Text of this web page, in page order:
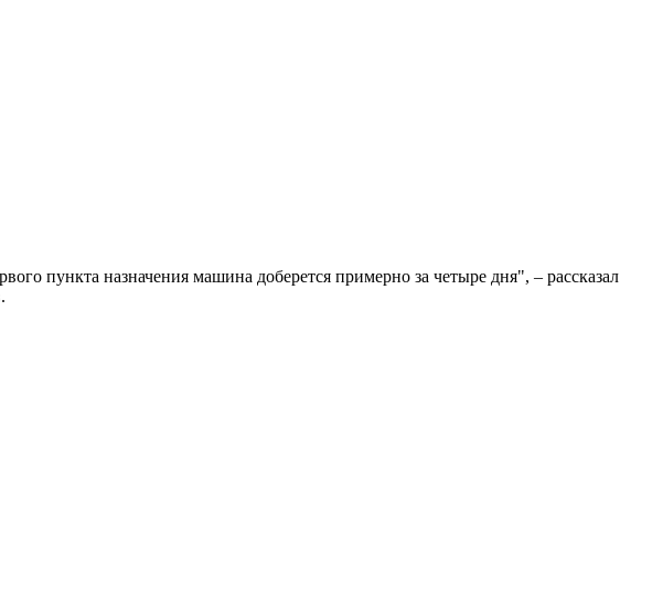
пункта назначения машина доберется примерно за четыре дня", – рассказал